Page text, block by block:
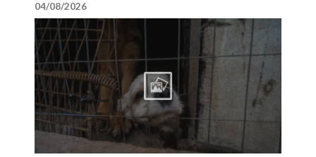
04/08/2026